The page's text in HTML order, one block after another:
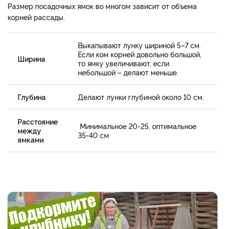
Размер посадочных ямок во многом зависит от объема
корней рассады.
Ширина
Выкапывают лунку шириной 5–7 см.
Если ком корней довольно большой,
то ямку увеличивают, если
небольшой – делают меньше.
Глубина Делают лунки глубиной около 10 см.
Расстояние
между
ямками
Минимальное 20-25, оптимальное
35-40 см